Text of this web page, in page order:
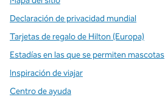
Declaración de privacidad mundial
Tarjetas de regalo de Hilton (Europa)
Estadías en las que se permiten mascotas
Inspiración de viajar
Centro de ayuda